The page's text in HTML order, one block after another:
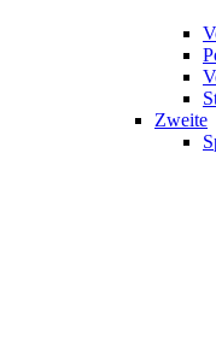
Zweite